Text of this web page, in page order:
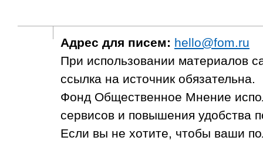
Адрес для писем: hello@fom.ru
При использовании материалов
ссылка на источник обязательна.
Фонд Общественное Мнение
сервисов и повышения удобства
Если вы не хотите, чтобы ваши